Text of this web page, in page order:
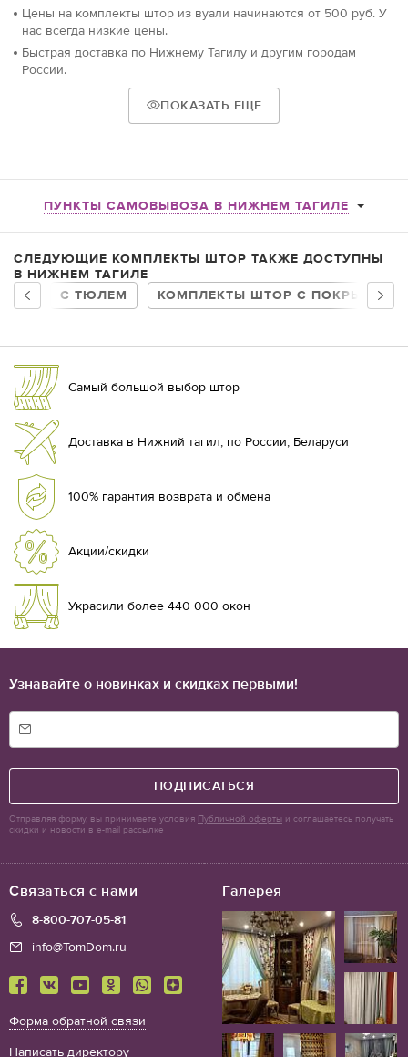
Цены на комплекты штор из вуали начинаются от 500 руб. У
нас всегда низкие цены.
Быстрая доставка по Нижнему Тагилу и другим городам
России.
ПОКАЗАТЬ ЕЩЕ
ПУНКТЫ САМОВЫВОЗА В НИЖНЕМ ТАГИЛЕ
СЛЕДУЮЩИЕ КОМПЛЕКТЫ ШТОР ТАКЖЕ ДОСТУПНЫ
В НИЖНЕМ ТАГИЛЕ
С ТЮЛЕМ
КОМПЛЕКТЫ ШТОР С
Самый большой выбор штор
Доставка в Нижний тагил, по России, Беларуси
100% гарантия возврата и обмена
Акции/скидки
Украсили более 440 000 окон
Галерея
Связаться с нами
8-800-707-05-81
info@TomDom.ru
Форма обратной связи
Написать директору
Узнавайте о новинках и скидках первыми!
ПОДПИСАТЬСЯ
Отправляя форму, вы принимаете условия Публичной оферты и соглашаетесь получать
скидки и новости в e-mail рассылке